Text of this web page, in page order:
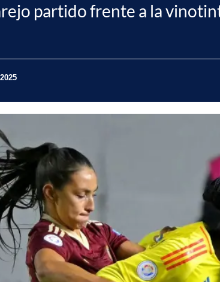
partido frente a la